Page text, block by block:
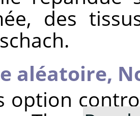
des
aléatoire,
option